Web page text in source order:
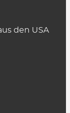
den USA